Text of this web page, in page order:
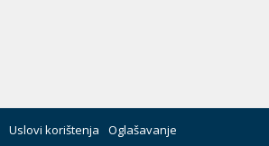
Uslovi korištenja Oglašavanje